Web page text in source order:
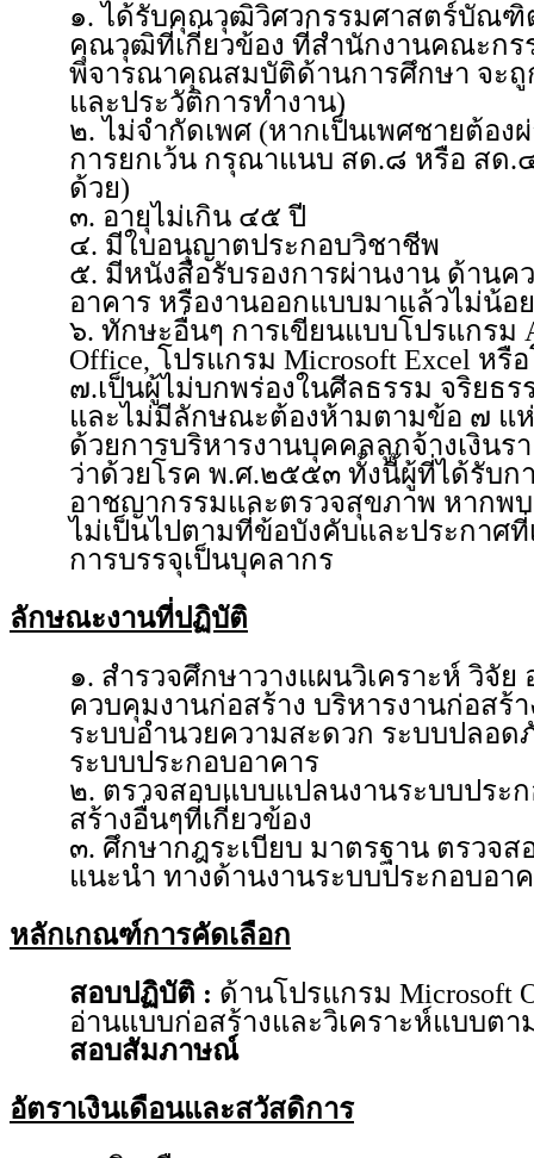
๑. ได้รับคุณวุฒิวิศวกรรมศาสตร์บัณ
คุณวุฒิที่เกี่ยวข้อง ที่สำนักงานคณะกร
พิจารณาคุณสมบัติด้านการศึกษา จะ
และประวัติการทำงาน)
๒. ไม่จำกัดเพศ (หากเป็นเพศชายต้อ
การยกเว้น กรุณาแนบ สด.๘ หรือ สด.
ด้วย)
๓. อายุไม่เกิน ๔๕ ปี
๔. มีใบอนุญาตประกอบวิชาชีพ
๕. มีหนังสือรับรองการผ่านงาน ด้านค
อาคาร หรืองานออกแบบมาแล้วไม่น้อ
๖. ทักษะอื่นๆ การเขียนแบบโปรแกรม
Office, โปรแกรม Microsoft Excel หรื
๗.เป็นผู้ไม่บกพร่องในศีลธรรม จริยธ
และไม่มีลักษณะต้องห้ามตามข้อ ๗ แ
ด้วยการบริหารงานบุคคลลูกจ้างเงิน
ว่าด้วยโรค พ.ศ.๒๕๕๓ ทั้งนี้ผู้ที่ได้รับก
อาชญากรรมและตรวจสุขภาพ หากพ
ไม่เป็นไปตามที่ข้อบังคับและประกาศ
การบรรจุเป็นบุคลากร
ลักษณะงานที่ปฏิบัติ
๑. สำรวจศึกษาวางแผนวิเคราะห์ วิจั
ควบคุมงานก่อสร้าง บริหารงานก่อสร้
ระบบอำนวยความสะดวก ระบบปลอด
ระบบประกอบอาคาร
๒. ตรวจสอบแบบแปลนงานระบบประ
สร้างอื่นๆที่เกี่ยวข้อง
๓. ศึกษากฎระเบียบ มาตรฐาน ตรวจ
แนะนำ ทางด้านงานระบบประกอบอา
หลักเกณฑ์การคัดเลือก
สอบปฏิบัติ : ด้านโปรแกรม Microsoft
อ่านแบบก่อสร้างและวิเคราะห์แบบต
สอบสัมภาษณ์
อัตราเงินเดือนและสวัสดิการ